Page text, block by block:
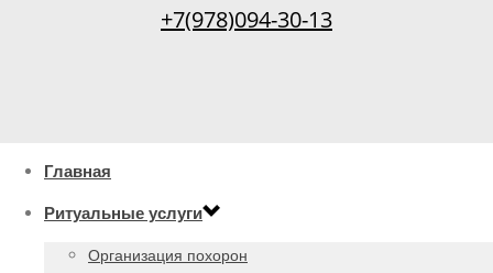
+7(978)094-30-13
Главная
Ритуальные услуги
Организация похорон